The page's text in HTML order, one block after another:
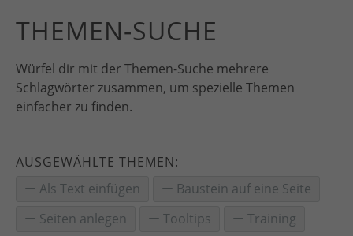
THEMEN-SUCHE
Würfel dir mit der Themen-Suche mehrere
Schlagwörter zusammen, um spezielle Themen
einfacher zu finden.
AUSGEWÄHLTE THEMEN:
Als Text einfügen
Baustein auf eine Seite
Seiten anlegen
Tooltips
Training